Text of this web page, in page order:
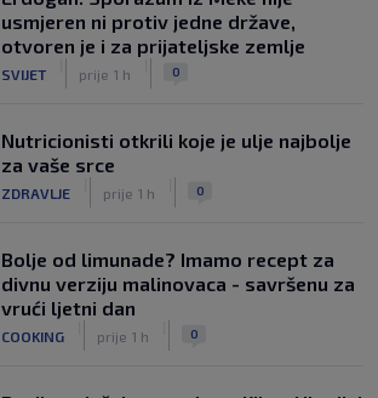
usmjeren ni protiv jedne države,
otvoren je i za prijateljske zemlje
SVIJET prije 1 h 0
Nutricionisti otkrili koje je ulje najbolje
za vaše srce
ZDRAVLJE prije 1 h 0
Bolje od limunade? Imamo recept za
divnu verziju malinovaca - savršenu za
vrući ljetni dan
COOKING prije 1 h 0